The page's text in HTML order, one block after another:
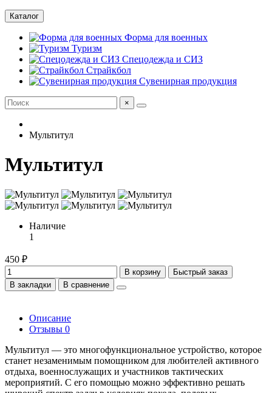
Каталог
Форма для военных
Туризм
Спецодежда и СИЗ
Страйкбол
Сувенирная продукция
×
Мультитул
Мультитул
Наличие
1
450 ₽
В корзину
Быстрый заказ
В закладки
В сравнение
Описание
Отзывы 0
Мультитул — это многофункциональное устройство, которое
станет незаменимым помощником для любителей активного
отдыха, военнослужащих и участников тактических
мероприятий. С его помощью можно эффективно решать